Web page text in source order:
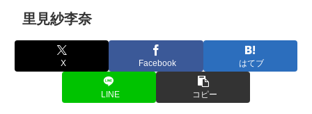
里見紗李奈
X Facebook はてブ
LINE コピー